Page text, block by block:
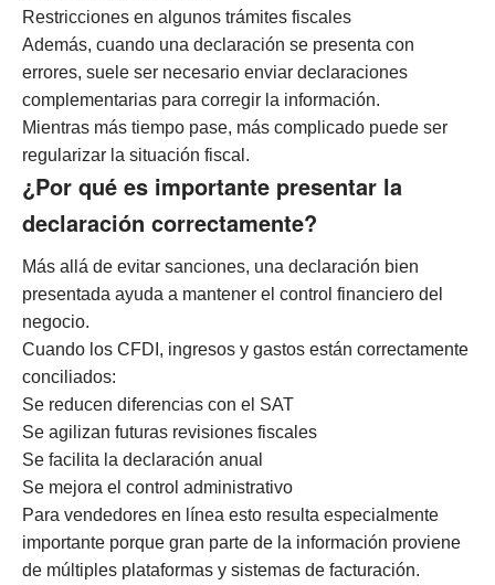
Restricciones en algunos trámites fiscales
Además, cuando una declaración se presenta con
errores, suele ser necesario enviar declaraciones
complementarias para corregir la información.
Mientras más tiempo pase, más complicado puede ser
regularizar la situación fiscal.
¿Por qué es importante presentar la
declaración correctamente?
Más allá de evitar sanciones, una declaración bien
presentada ayuda a mantener el control financiero del
negocio.
Cuando los CFDI, ingresos y gastos están correctamente
conciliados:
Se reducen diferencias con el SAT
Se agilizan futuras revisiones fiscales
Se facilita la declaración anual
Se mejora el control administrativo
Para vendedores en línea esto resulta especialmente
importante porque gran parte de la información proviene
de múltiples plataformas y sistemas de facturación.